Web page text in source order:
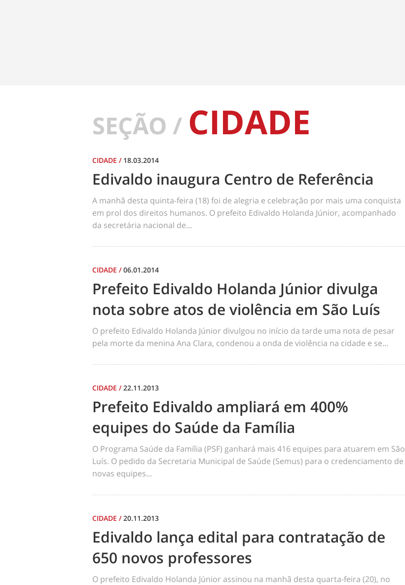
SEÇÃO / CIDADE
CIDADE / 18.03.2014
Edivaldo inaugura Centro de Referência
A manhã desta quinta-feira (18) foi de alegria e celebração por mais uma conquista
em prol dos direitos humanos. O prefeito Edivaldo Holanda Júnior, acompanhado
da secretária nacional de...
CIDADE /06.01.2014
Prefeito Edivaldo Holanda Júnior divulga
nota sobre atos de violência em São Luís
O prefeito Edivaldo Holanda Júnior divulgou no início da tarde uma nota de pesar
pela morte da menina Ana Clara, condenou a onda de violência na cidade e se...
CIDADE /22.11.2013
Prefeito Edivaldo ampliará em 400%
equipes do Saúde da Família
O Programa Saúde da Família (PSF) ganhará mais 416 equipes para atuarem em São
Luís. O pedido da Secretaria Municipal de Saúde (Semus) para o credenciamento de
novas equipes...
CIDADE /20.11.2013
Edivaldo lança edital para contratação de
650 novos professores
O prefeito Edivaldo Holanda Júnior assinou na manhã desta quarta-feira (20), no